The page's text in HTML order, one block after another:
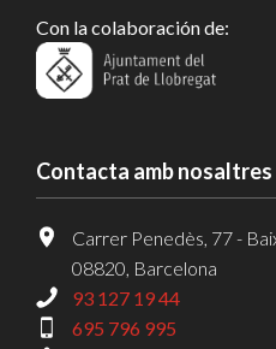
Con la colaboración de:
Contacta amb nosaltres
Carrer Penedès, 77 -
08820, Barcelona
93 127 19 44
695 796 995